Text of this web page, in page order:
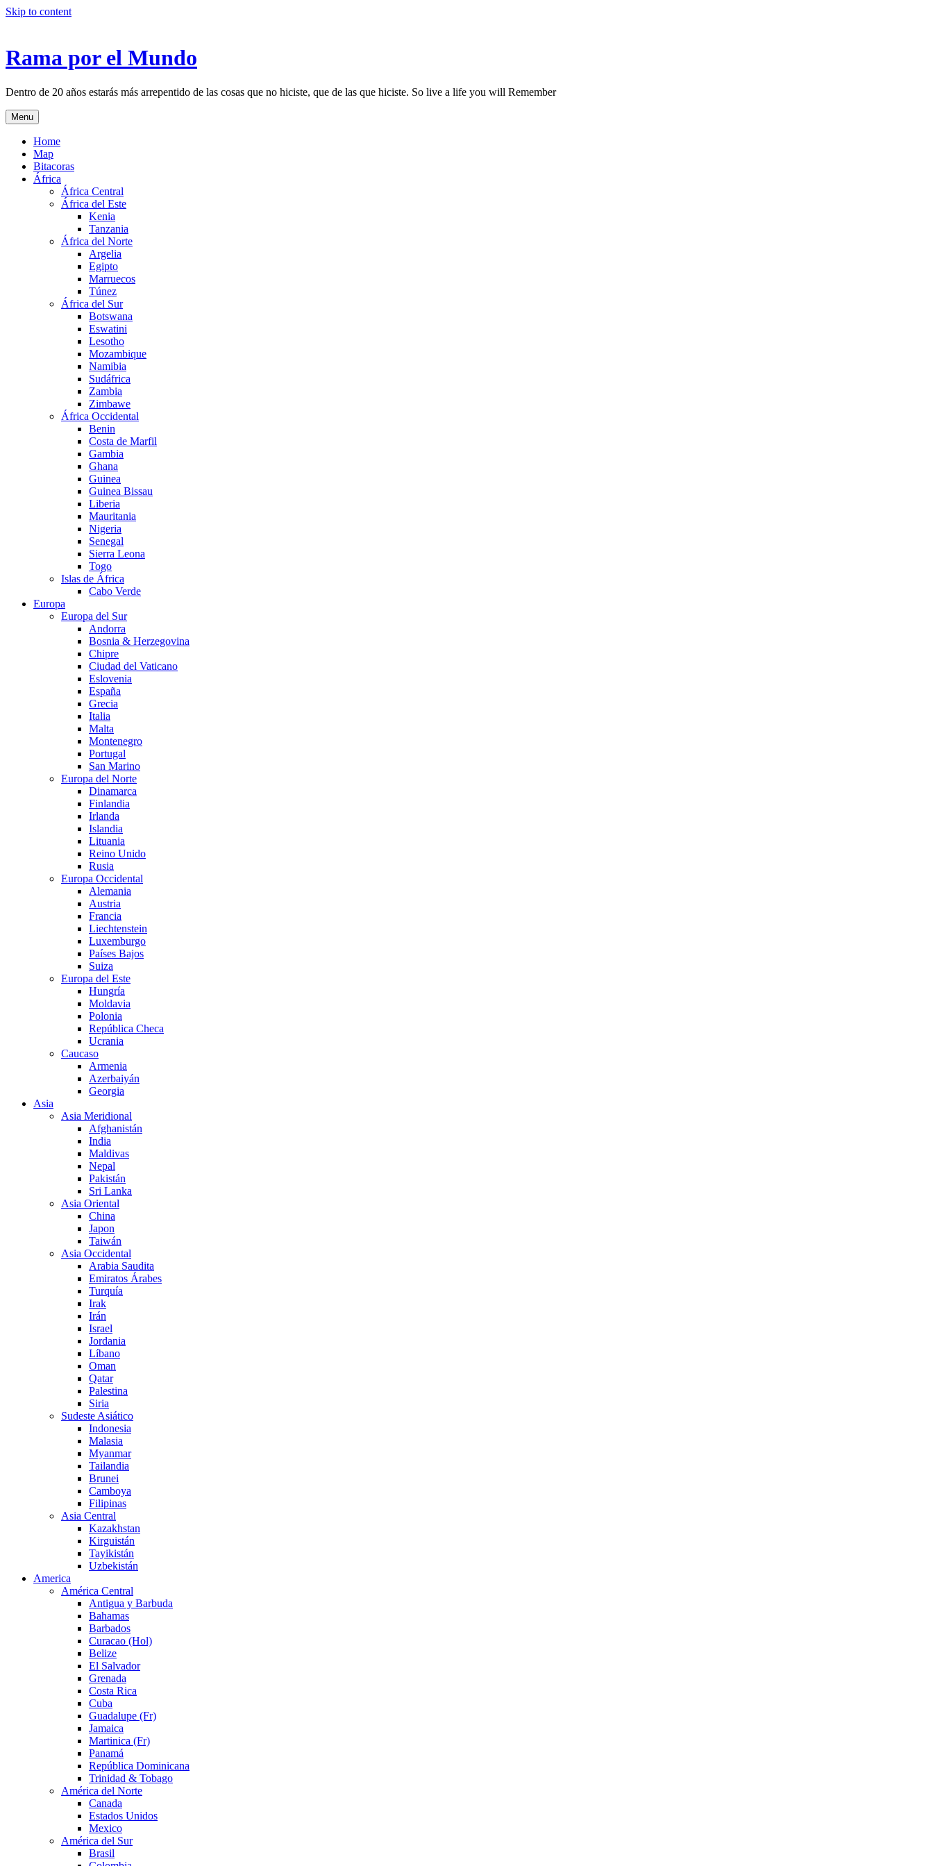
Skip to content
Rama por el Mundo
Dentro de 20 años estarás más arrepentido de las cosas que no hiciste, que de las que hiciste. So live a life you will Remember
Menu
Home
Map
Bitacoras
África
África Central
África del Este
Kenia
Tanzania
África del Norte
Argelia
Egipto
Marruecos
Túnez
África del Sur
Botswana
Eswatini
Lesotho
Mozambique
Namibia
Sudáfrica
Zambia
Zimbawe
África Occidental
Benin
Costa de Marfil
Gambia
Ghana
Guinea
Guinea Bissau
Liberia
Mauritania
Nigeria
Senegal
Sierra Leona
Togo
Islas de África
Cabo Verde
Europa
Europa del Sur
Andorra
Bosnia & Herzegovina
Chipre
Ciudad del Vaticano
Eslovenia
España
Grecia
Italia
Malta
Montenegro
Portugal
San Marino
Europa del Norte
Dinamarca
Finlandia
Irlanda
Islandia
Lituania
Reino Unido
Rusia
Europa Occidental
Alemania
Austria
Francia
Liechtenstein
Luxemburgo
Países Bajos
Suiza
Europa del Este
Hungría
Moldavia
Polonia
República Checa
Ucrania
Caucaso
Armenia
Azerbaiyán
Georgia
Asia
Asia Meridional
Afghanistán
India
Maldivas
Nepal
Pakistán
Sri Lanka
Asia Oriental
China
Japon
Taiwán
Asia Occidental
Arabia Saudita
Emiratos Árabes
Turquía
Irak
Irán
Israel
Jordania
Líbano
Oman
Qatar
Palestina
Siria
Sudeste Asiático
Indonesia
Malasia
Myanmar
Tailandia
Brunei
Camboya
Filipinas
Asia Central
Kazakhstan
Kirguistán
Tayikistán
Uzbekistán
America
América Central
Antigua y Barbuda
Bahamas
Barbados
Curacao (Hol)
Belize
El Salvador
Grenada
Costa Rica
Cuba
Guadalupe (Fr)
Jamaica
Martinica (Fr)
Panamá
República Dominicana
Trinidad & Tobago
América del Norte
Canada
Estados Unidos
Mexico
América del Sur
Brasil